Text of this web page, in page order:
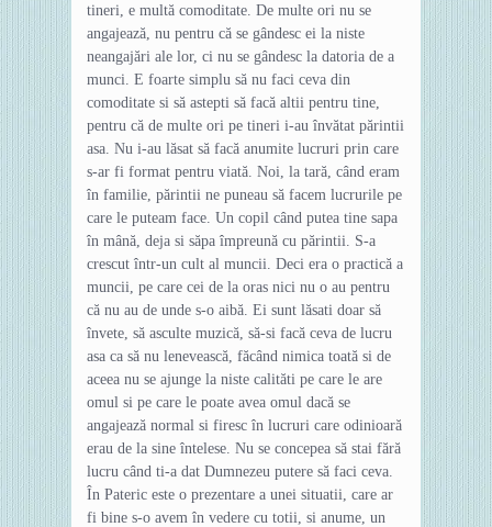
tineri, e multă comoditate. De multe ori nu se
angajează, nu pentru că se gândesc ei la niste
neangajări ale lor, ci nu se gândesc la datoria de a
munci. E foarte simplu să nu faci ceva din
comoditate si să astepti să facă altii pentru tine,
pentru că de multe ori pe tineri i-au învătat părintii
asa. Nu i-au lăsat să facă anumite lucruri prin care
s-ar fi format pentru viată. Noi, la tară, când eram
în familie, părintii ne puneau să facem lucrurile pe
care le puteam face. Un copil când putea tine sapa
în mână, deja si săpa împreună cu părintii. S-a
crescut într-un cult al muncii. Deci era o practică a
muncii, pe care cei de la oras nici nu o au pentru
că nu au de unde s-o aibă. Ei sunt lăsati doar să
învete, să asculte muzică, să-si facă ceva de lucru
asa ca să nu lenevească, făcând nimica toată si de
aceea nu se ajunge la niste calităti pe care le are
omul si pe care le poate avea omul dacă se
angajează normal si firesc în lucruri care odinioară
erau de la sine întelese. Nu se concepea să stai fără
lucru când ti-a dat Dumnezeu putere să faci ceva.
În Pateric este o prezentare a unei situatii, care ar
fi bine s-o avem în vedere cu totii, si anume, un